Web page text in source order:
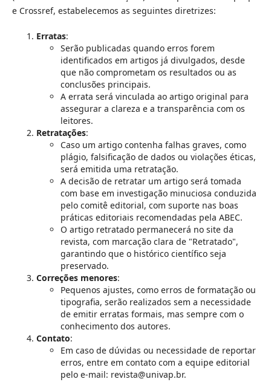
e Crossref, estabelecemos as seguintes diretrizes:
Erratas:
Serão publicadas quando erros forem
identificados em artigos já divulgados, desde
que não comprometam os resultados ou as
conclusões principais.
A errata será vinculada ao artigo original para
assegurar a clareza e a transparência com os
leitores.
Retratações:
Caso um artigo contenha falhas graves, como
plágio, falsificação de dados ou violações éticas,
será emitida uma retratação.
A decisão de retratar um artigo será tomada
com base em investigação minuciosa conduzida
pelo comitê editorial, com suporte nas boas
práticas editoriais recomendadas pela ABEC.
O artigo retratado permanecerá no site da
revista, com marcação clara de "Retratado",
garantindo que o histórico científico seja
preservado.
Correções menores:
Pequenos ajustes, como erros de formatação ou
tipografia, serão realizados sem a necessidade
de emitir erratas formais, mas sempre com o
conhecimento dos autores.
Contato:
Em caso de dúvidas ou necessidade de reportar
erros, entre em contato com a equipe editorial
pelo e-mail: revista@univap.br.